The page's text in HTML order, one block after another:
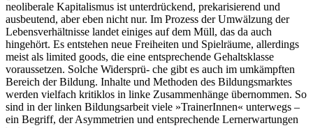
neoliberale Kapitalismus ist unterdrückend, prekarisierend und
ausbeutend, aber eben nicht nur. Im Prozess der Umwälzung der
Lebensverhältnisse landet einiges auf dem Müll, das da auch
hingehört. Es entstehen neue Freiheiten und Spielräume, allerdings
meist als limited goods, die eine entsprechende Gehaltsklasse
voraussetzen. Solche Widersprü- che gibt es auch im umkämpften
Bereich der Bildung. Inhalte und Methoden des Bildungsmarktes
werden vielfach kritiklos in linke Zusammenhänge übernommen. So
sind in der linken Bildungsarbeit viele »TrainerInnen« unterwegs –
ein Begriff, der Asymmetrien und entsprechende Lernerwartungen